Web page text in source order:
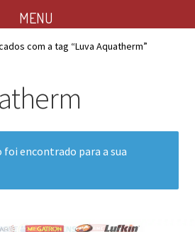
com a tag “Luva Aquatherm”
encontrado para a sua
MENU